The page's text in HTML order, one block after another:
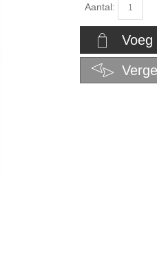
Aantal:
Voeg